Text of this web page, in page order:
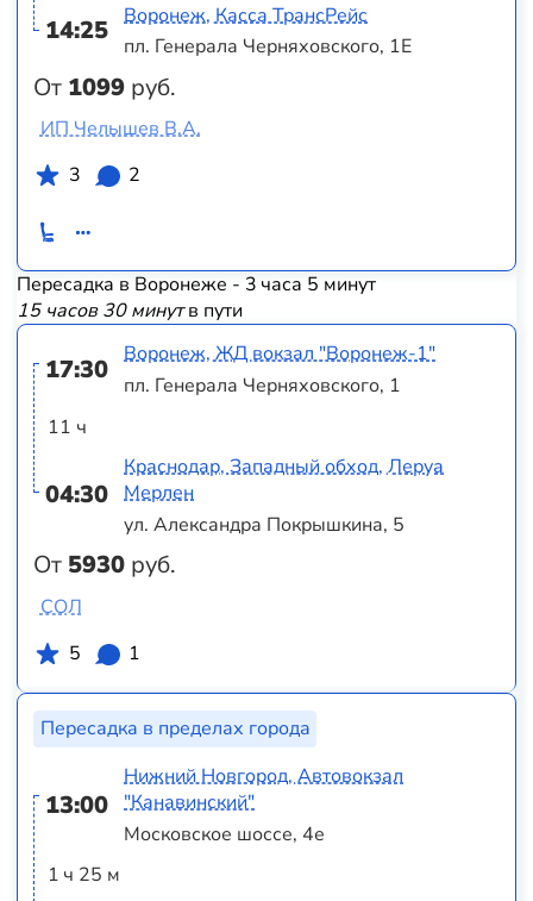
14:25
От 1099 руб.
Воронеж, Касса ТрансРейс
пл. Генерала Черняховского, 1Е
ИП Челышев В.А.
3
2
Пересадка в Воронеже - 3 часа 5 минут
15 часов 30 минутв пути
17:30
11 ч
04:30
От 5930 руб.
Воронеж, ЖД вокзал "Воронеж-1"
пл. Генерала Черняховского, 1
Краснодар, Западный обход, Леруа
Мерлен
ул. Александра Покрышкина, 5
СОЛ
5
1
Пересадка в пределах города
13:00
1 ч 25 м
Нижний Новгород, Автовокзал
"Канавинский"
Московское шоссе, 4е